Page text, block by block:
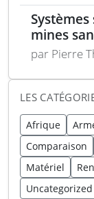
mines
nationale
par Pierre
LES
Afrique
Comparaison
Matériel
Uncategorized